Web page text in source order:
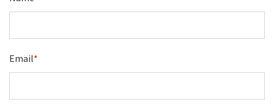
Email*